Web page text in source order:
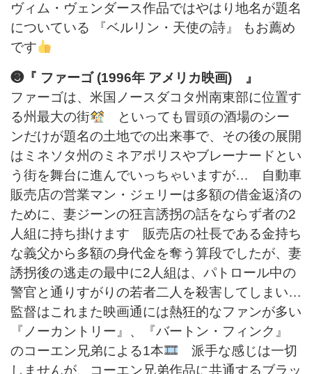
ヴィム・ヴェンダース作品ではやはり地名が題名
についている 『ベルリン・天使の詩』 もお薦め
です
❸『 ファーゴ (1996年 アメリカ映画) 』
ファーゴは、米国ノースダコタ州南東部に位置す
る州最大の街
といっても冒頭の酒場のシー
ンだけが題名の土地での出来事で、その後の展開
はミネソタ州のミネアポリスやブレーナードとい
う街を舞台に進んでいっちゃいますが… 自動車
販売店の営業マン・ジェリーは多額の借金返済の
ために、妻ジーンの狂言誘拐の話をならず者の2
人組に持ち掛けます 販売店の社長である金持ち
な義父から多額の身代金を奪う算段でしたが、妻
誘拐後の逃走の最中に2人組は、パトロール中の
警官と通りすがりの若者二人を殺害してしまい…
監督はこれまた映画通には熱狂的なファンが多い
『ノーカントリー』、『バートン・フィンク』
のコーエン兄弟による1本
派手な感じは一切
しませんが、コーエン兄弟作品に共通するブラッ